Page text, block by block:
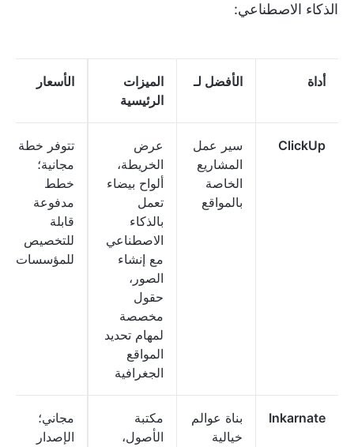
الذكاء الاصطناعي:
أداة الأفضل لـ
الميزات
الرئيسية
الأسعار
ClickUp
سير عمل
المشاريع
الخاصة
بالمواقع
عرض
الخريطة،
ألواح بيضاء
تعمل
بالذكاء
الاصطناعي
مع إنشاء
الصور،
حقول
مخصصة
لمهام تحديد
المواقع
الجغرافية
تتوفر خطة
مجانية؛
خطط
مدفوعة
قابلة
للتخصيص
للمؤسسات
Inkarnate
بناة عوالم
خيالية
مكتبة
الأصول،
مجاني؛
الإصدار